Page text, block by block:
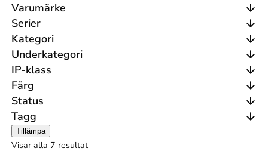
Varumärke
Serier
Kategori
Underkategori
IP-klass
Färg
Status
Tagg
Tillämpa
Visar alla 7 resultat